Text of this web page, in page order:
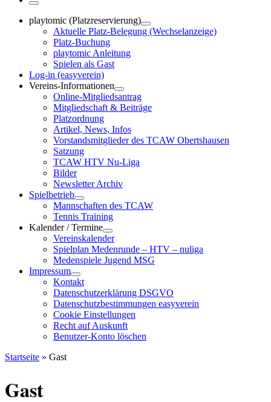
Menü
playtomic (Platzreservierung)
Aktuelle Platz-Belegung (Wechselanzeige)
Platz-Buchung
playtomic Anleitung
Spielen als Gast
Log-in (easyverein)
Vereins-Informationen
Online-Mitgliedsantrag
Mitgliedschaft & Beiträge
Platzordnung
Artikel, News, Infos
Vorstandsmitglieder des TCAW Obertshausen
Satzung
TCAW HTV Nu-Liga
Bilder
Newsletter Archiv
Spielbetrieb
Mannschaften des TCAW
Tennis Training
Kalender / Termine
Vereinskalender
Spielplan Medenrunde – HTV – nuliga
Medenspiele Jugend MSG
Impressum
Kontakt
Datenschutzerklärung DSGVO
Datenschutzbestimmungen easyverein
Cookie Einstellungen
Recht auf Auskunft
Benutzer-Konto löschen
Startseite » Gast
Gast